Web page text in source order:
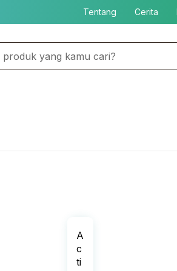
Tentang Cerita
A
c
ti